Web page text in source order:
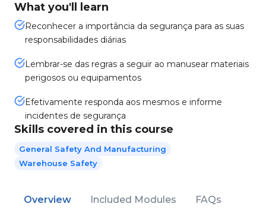
What you'll learn
Reconhecer a importância da segurança para as suas
responsabilidades diárias
Lembrar-se das regras a seguir ao manusear materiais
perigosos ou equipamentos
Efetivamente responda aos mesmos e informe
incidentes de segurança
Skills covered in this course
General Safety And Manufacturing
Warehouse Safety
Overview Included Modules FAQs